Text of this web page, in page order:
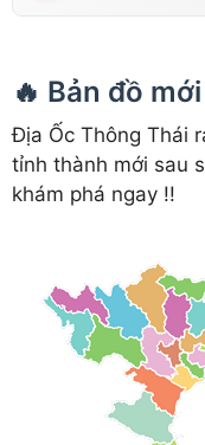
🔥 Bản đồ
Địa Ốc Thông Thái
tỉnh thành mới sau
khám phá ngay !!